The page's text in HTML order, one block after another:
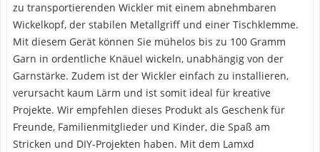
zu transportierenden Wickler mit einem abnehmbaren
Wickelkopf, der stabilen Metallgriff und einer Tischklemme.
Mit diesem Gerät können Sie mühelos bis zu 100 Gramm
Garn in ordentliche Knäuel wickeln, unabhängig von der
Garnstärke. Zudem ist der Wickler einfach zu installieren,
verursacht kaum Lärm und ist somit ideal für kreative
Projekte. Wir empfehlen dieses Produkt als Geschenk für
Freunde, Familienmitglieder und Kinder, die Spaß am
Stricken und DIY-Projekten haben. Mit dem Lamxd